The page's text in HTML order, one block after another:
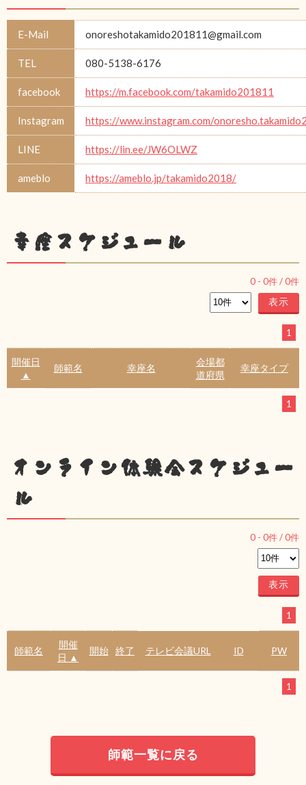
E-Mail onoreshotakamido201811@gmail.com
TEL 080-5138-6176
facebook https://m.facebook.com/takamido201811
Instagram https://www.instagram.com/
LINE https://lin.ee/JW6OLWZ
ameblo https://ameblo.jp/takamido2018/
幸座スケジュール
0 - 0件 /0件
1
開催日
▲
師範名 幸座名
会場都
道府県
幸座タイプ
1
オンライン体験会スケジュー
ル
0 - 0件 /0件
1
師範名
開催
日 ▲
開始 終了 テレビ会議URL ID PW
1
師範一覧に戻る